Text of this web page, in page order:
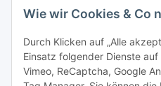
Wie wir Cookies & Co
Durch Klicken auf „Alle
Einsatz folgender Dienste auf
Vimeo, ReCaptcha, Google